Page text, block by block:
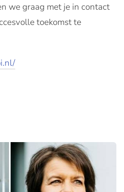
we graag met je in contact
toekomst te